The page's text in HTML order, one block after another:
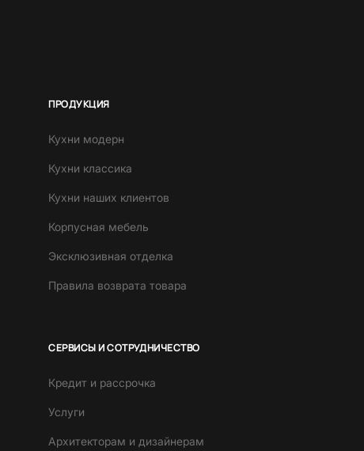
ПРОДУКЦИЯ
Кухни модерн
Кухни классика
Кухни наших клиентов
Корпусная мебель
Эксклюзивная отделка
Правила возврата товара
СЕРВИСЫ И СОТРУДНИЧЕСТВО
Кредит и рассрочка
Услуги
Архитекторам и дизайнерам